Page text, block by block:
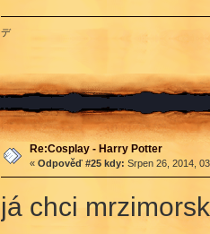
デ
Re:Cosplay - Harry Potter
« Odpověď #25 kdy: Srpen 26, 2014,
já chci